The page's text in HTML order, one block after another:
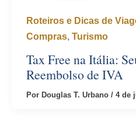
Roteiros e Dicas de
Compras, Turismo
Tax Free na Itália:
Reembolso de IVA
Por Douglas T. Urbano / 4 de